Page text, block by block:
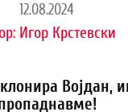
12.08.2024
Игор Крстевски
Војдан,